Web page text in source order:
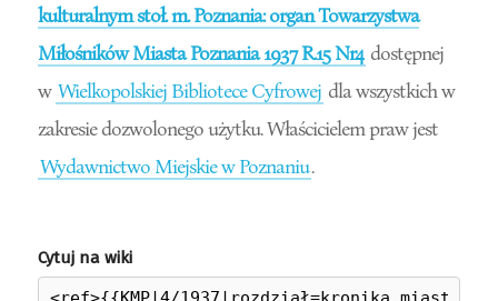
kulturalnym stoł. m. Poznania: organ Towarzystwa
Miłośników Miasta Poznania 1937 R.15 Nr4 dostępnej
w Wielkopolskiej Bibliotece Cyfrowej dla wszystkich w
zakresie dozwolonego użytku. Właścicielem praw jest
Wydawnictwo Miejskie w Poznaniu.
Cytuj na wiki